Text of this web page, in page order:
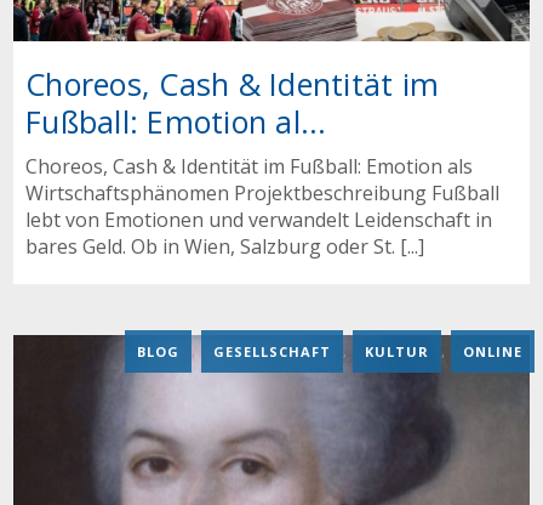
Choreos, Cash & Identität im
Fußball: Emotion al...
Choreos, Cash & Identität im Fußball: Emotion als
Wirtschaftsphänomen Projektbeschreibung Fußball
lebt von Emotionen und verwandelt Leidenschaft in
bares Geld. Ob in Wien, Salzburg oder St. [...]
BLOG , GESELLSCHAFT , KULTUR , ONLINE